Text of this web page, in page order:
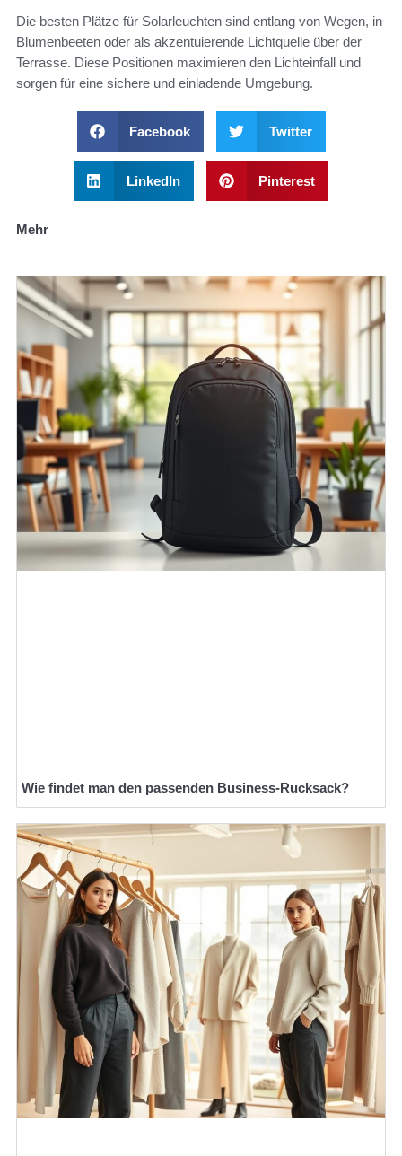
Die besten Plätze für Solarleuchten sind entlang von Wegen, in
Blumenbeeten oder als akzentuierende Lichtquelle über der
Terrasse. Diese Positionen maximieren den Lichteinfall und
sorgen für eine sichere und einladende Umgebung.
Facebook Twitter
LinkedIn Pinterest
Mehr
Wie findet man den passenden Business-Rucksack?